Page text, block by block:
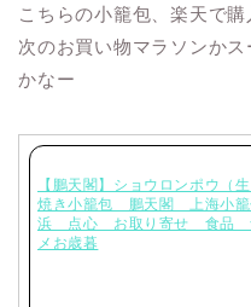
こちらの小籠包、楽天で購
次のお買い物マラソンか
かなー
【鵬天閣】ショウロンポウ（
焼き小籠包 鵬天閣 上海
浜 点心 お取り寄せ 食品
メお歳暮